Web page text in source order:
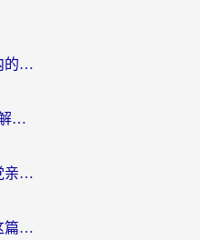
海外党必看：国外打不开国内的app怎么办？3步解决你的乡愁
优酷会员在海外能看吗？3步解决海外追剧难题，附实测好用加速器推荐
如何在国外看土豆网？海外党亲测有效的追剧加速器选择指南
人在国外打不开国内网站？这篇攻略帮你无缝解锁国内资源（附交管12123使用技巧）